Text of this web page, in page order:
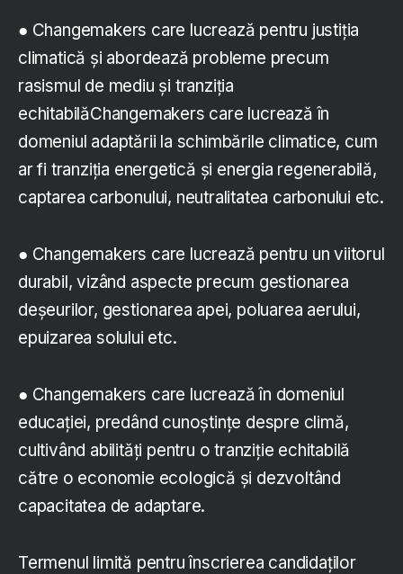
● Changemakers care lucrează pentru justiția
climatică și abordează probleme precum
rasismul de mediu și tranziția
echitabilăChangemakers care lucrează în
domeniul adaptării la schimbările climatice, cum
ar fi tranziția energetică și energia regenerabilă,
captarea carbonului, neutralitatea carbonului etc.
● Changemakers care lucrează pentru un viitorul
durabil, vizând aspecte precum gestionarea
deșeurilor, gestionarea apei, poluarea aerului,
epuizarea solului etc.
● Changemakers care lucrează în domeniul
educației, predând cunoștințe despre climă,
cultivând abilități pentru o tranziție echitabilă
către o economie ecologică și dezvoltând
capacitatea de adaptare.
Termenul limită pentru înscrierea candidaților